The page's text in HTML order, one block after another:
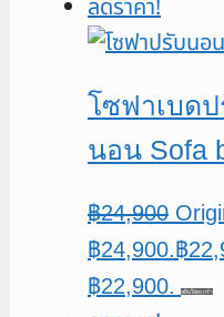
ลดราคา!
โซฟาเบด
นอน Sofa
฿24,900
฿24,900.฿
฿22,900.
หยิบใส่ตะกร้า